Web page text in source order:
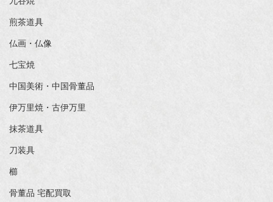
煎茶道具
仏画・仏像
七宝焼
中国美術・中国骨董品
伊万里焼・古伊万里
抹茶道具
刀装具
櫛
骨董品 宅配買取